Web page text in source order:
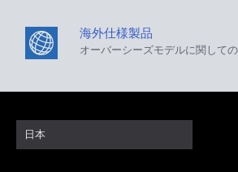
海外仕様製品
オーバーシーズモデルに関して
日本